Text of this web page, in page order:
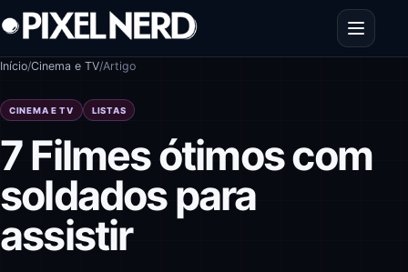
Pular para o conteúdo
Abrir
Início/Cinema e TV/Artigo
CINEMA E TV LISTAS
7 Filmes ótimos com
soldados para
assistir